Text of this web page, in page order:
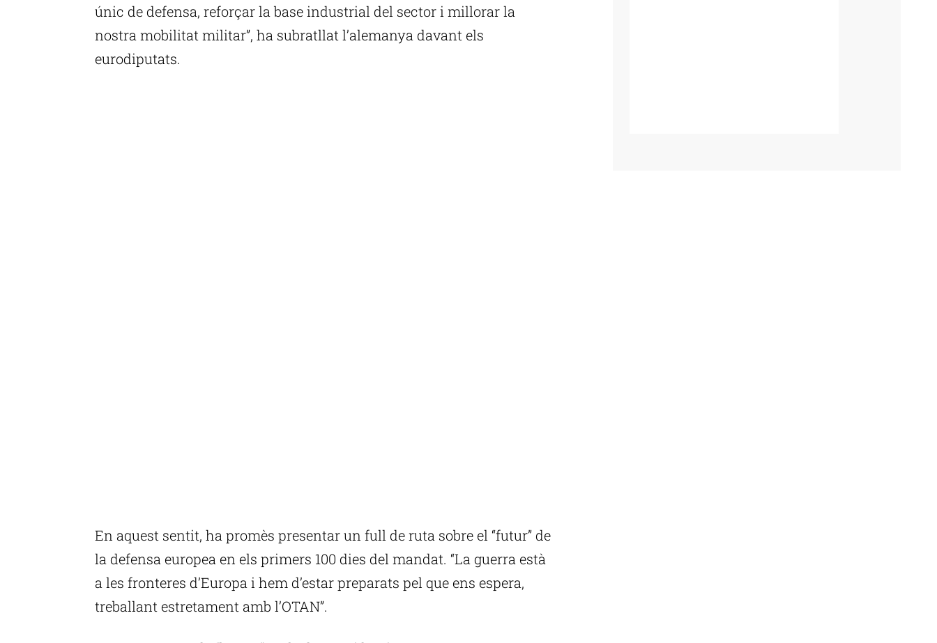
únic de defensa, reforçar la base industrial del sector i millorar la
nostra mobilitat militar”, ha subratllat l’alemanya davant els
eurodiputats.
En aquest sentit, ha promès presentar un full de ruta sobre el “futur” de
la defensa europea en els primers 100 dies del mandat. “La guerra està
a les fronteres d’Europa i hem d’estar preparats pel que ens espera,
treballant estretament amb l’OTAN”.